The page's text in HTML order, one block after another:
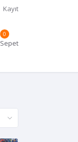
Kayıt
0
Sepet